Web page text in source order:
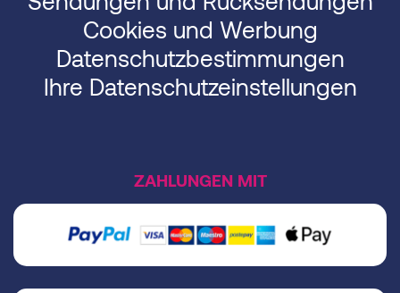
Cookies und Werbung
Datenschutzbestimmungen
Ihre Datenschutzeinstellungen
ZAHLUNGEN MIT